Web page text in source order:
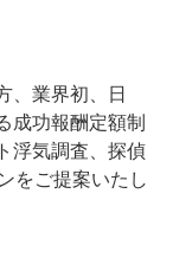
、業界初、日
成功報酬定額制
浮気調査、探偵
をご提案いたし